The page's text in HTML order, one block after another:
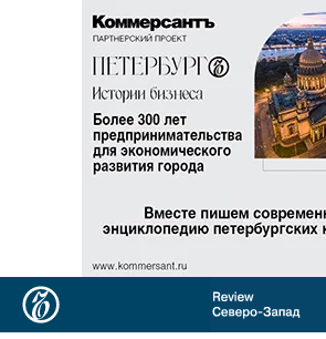
Реклама в «Ъ»